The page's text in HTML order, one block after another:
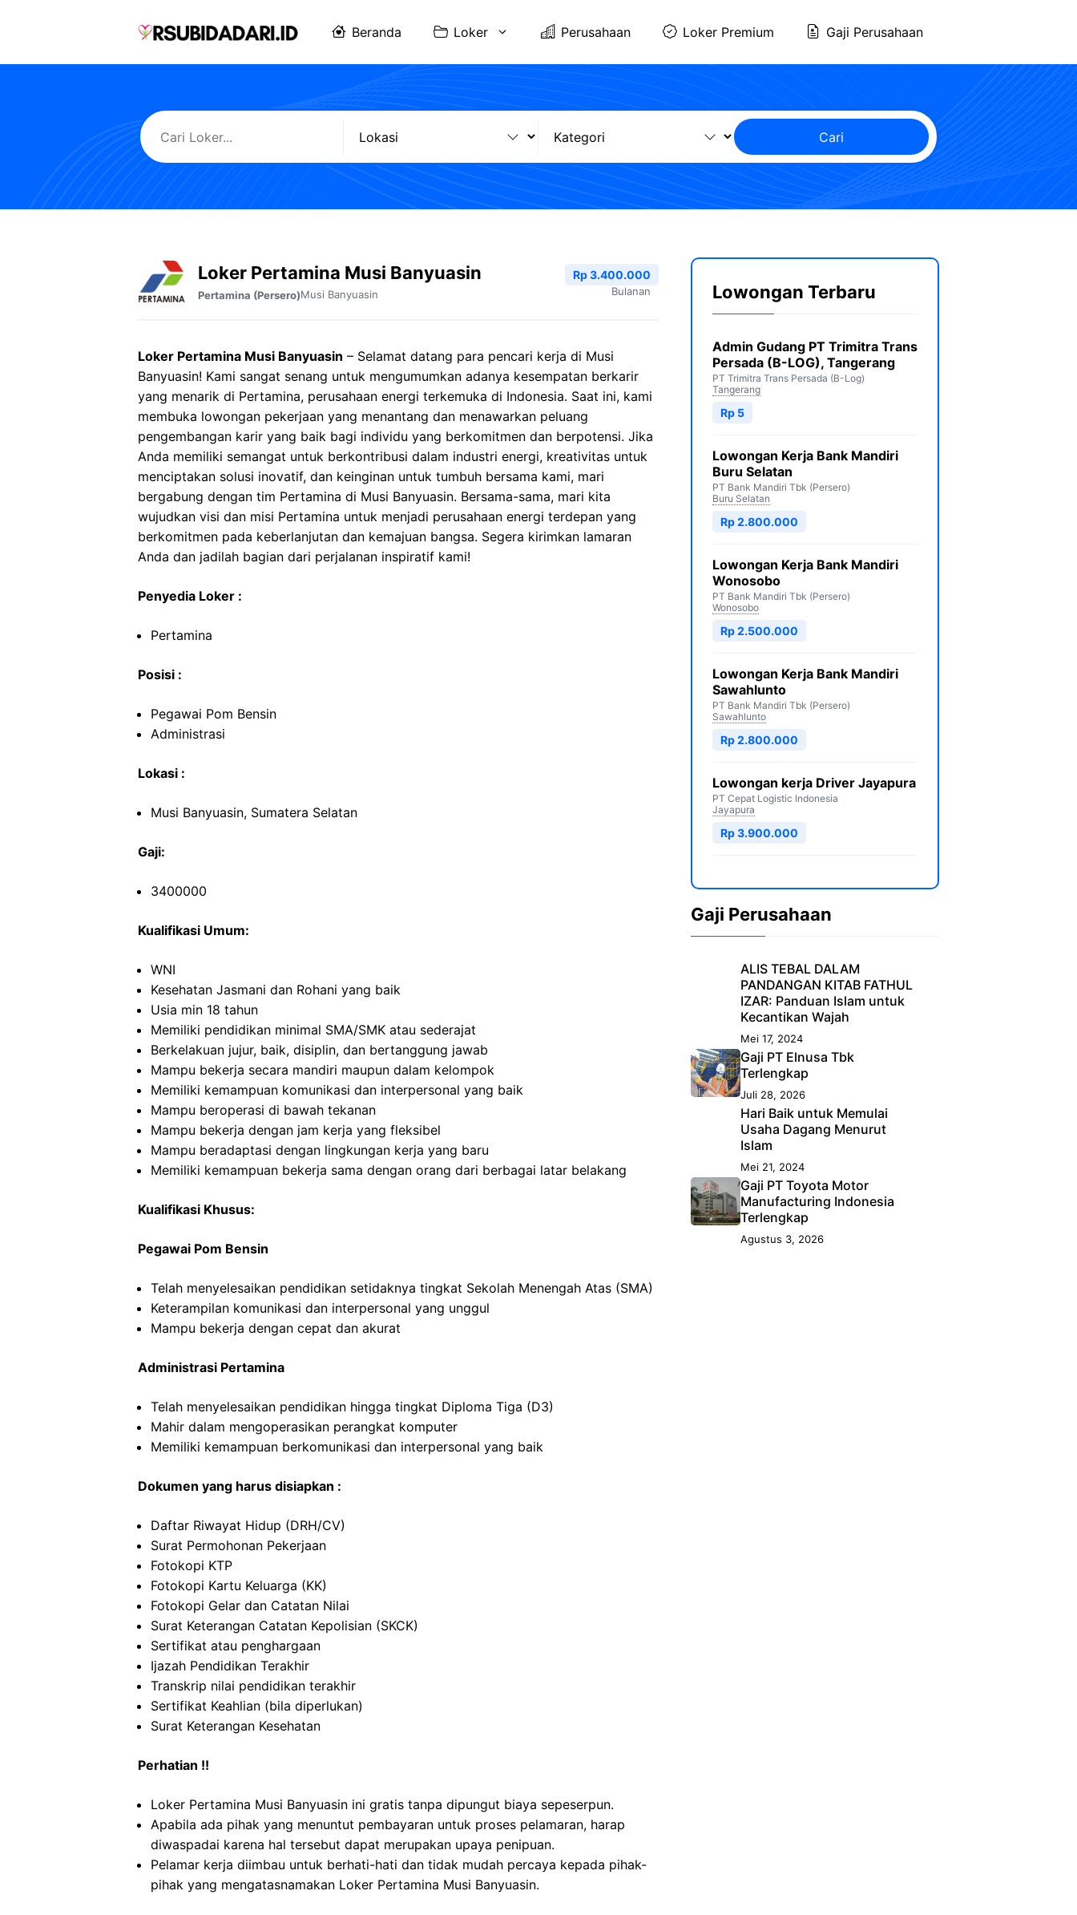
Beranda Loker Perusahaan Loker Premium Gaji Perusahaan
Cari
Loker Pertamina Musi Banyuasin
Pertamina (Persero)Musi Banyuasin
Rp 3.400.000
Bulanan
Loker Pertamina Musi Banyuasin – Selamat datang para pencari kerja di Musi
Banyuasin! Kami sangat senang untuk mengumumkan adanya kesempatan berkarir
yang menarik di Pertamina, perusahaan energi terkemuka di Indonesia. Saat ini, kami
membuka lowongan pekerjaan yang menantang dan menawarkan peluang
pengembangan karir yang baik bagi individu yang berkomitmen dan berpotensi. Jika
Anda memiliki semangat untuk berkontribusi dalam industri energi, kreativitas untuk
menciptakan solusi inovatif, dan keinginan untuk tumbuh bersama kami, mari
bergabung dengan tim Pertamina di Musi Banyuasin. Bersama-sama, mari kita
wujudkan visi dan misi Pertamina untuk menjadi perusahaan energi terdepan yang
berkomitmen pada keberlanjutan dan kemajuan bangsa. Segera kirimkan lamaran
Anda dan jadilah bagian dari perjalanan inspiratif kami!
Penyedia Loker :
Pertamina
Posisi :
Pegawai Pom Bensin
Administrasi
Lokasi :
Musi Banyuasin, Sumatera Selatan
Gaji:
3400000
Kualifikasi Umum:
WNI
Kesehatan Jasmani dan Rohani yang baik
Usia min 18 tahun
Memiliki pendidikan minimal SMA/SMK atau sederajat
Berkelakuan jujur, baik, disiplin, dan bertanggung jawab
Mampu bekerja secara mandiri maupun dalam kelompok
Memiliki kemampuan komunikasi dan interpersonal yang baik
Mampu beroperasi di bawah tekanan
Mampu bekerja dengan jam kerja yang fleksibel
Mampu beradaptasi dengan lingkungan kerja yang baru
Memiliki kemampuan bekerja sama dengan orang dari berbagai latar belakang
Kualifikasi Khusus:
Pegawai Pom Bensin
Telah menyelesaikan pendidikan setidaknya tingkat Sekolah Menengah Atas (SMA)
Keterampilan komunikasi dan interpersonal yang unggul
Mampu bekerja dengan cepat dan akurat
Administrasi Pertamina
Telah menyelesaikan pendidikan hingga tingkat Diploma Tiga (D3)
Mahir dalam mengoperasikan perangkat komputer
Memiliki kemampuan berkomunikasi dan interpersonal yang baik
Dokumen yang harus disiapkan :
Daftar Riwayat Hidup (DRH/CV)
Surat Permohonan Pekerjaan
Fotokopi KTP
Fotokopi Kartu Keluarga (KK)
Fotokopi Gelar dan Catatan Nilai
Surat Keterangan Catatan Kepolisian (SKCK)
Sertifikat atau penghargaan
Ijazah Pendidikan Terakhir
Transkrip nilai pendidikan terakhir
Sertifikat Keahlian (bila diperlukan)
Surat Keterangan Kesehatan
Perhatian !!
Loker Pertamina Musi Banyuasin ini gratis tanpa dipungut biaya sepeserpun.
Apabila ada pihak yang menuntut pembayaran untuk proses pelamaran, harap
diwaspadai karena hal tersebut dapat merupakan upaya penipuan.
Pelamar kerja diimbau untuk berhati-hati dan tidak mudah percaya kepada pihak-
pihak yang mengatasnamakan Loker Pertamina Musi Banyuasin.
Lowongan Terbaru
Admin Gudang PT Trimitra Trans
Persada (B-LOG), Tangerang
PT Trimitra Trans Persada (B-Log)
Tangerang
Rp 5
Lowongan Kerja Bank Mandiri
Buru Selatan
PT Bank Mandiri Tbk (Persero)
Buru Selatan
Rp 2.800.000
Lowongan Kerja Bank Mandiri
Wonosobo
PT Bank Mandiri Tbk (Persero)
Wonosobo
Rp 2.500.000
Lowongan Kerja Bank Mandiri
Sawahlunto
PT Bank Mandiri Tbk (Persero)
Sawahlunto
Rp 2.800.000
Lowongan kerja Driver Jayapura
PT Cepat Logistic Indonesia
Jayapura
Rp 3.900.000
Gaji Perusahaan
ALIS TEBAL DALAM
PANDANGAN KITAB FATHUL
IZAR: Panduan Islam untuk
Kecantikan Wajah
Mei 17, 2024
Gaji PT Elnusa Tbk
Terlengkap
Juli 28, 2026
Hari Baik untuk Memulai
Usaha Dagang Menurut
Islam
Mei 21, 2024
Gaji PT Toyota Motor
Manufacturing Indonesia
Terlengkap
Agustus 3, 2026